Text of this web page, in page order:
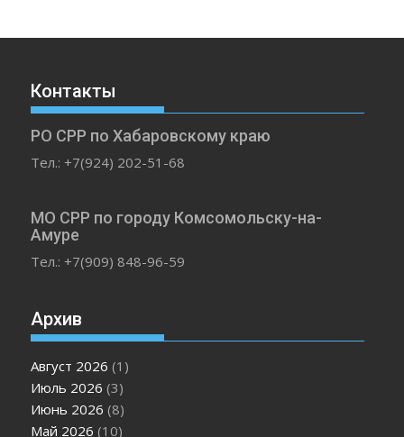
Контакты
РО СРР по Хабаровскому краю
Тел.: +7(924) 202-51-68
МО СРР по городу Комсомольску-на-
Амуре
Тел.: +7(909) 848-96-59
Архив
Август 2026 (1)
Июль 2026 (3)
Июнь 2026 (8)
Май 2026 (10)